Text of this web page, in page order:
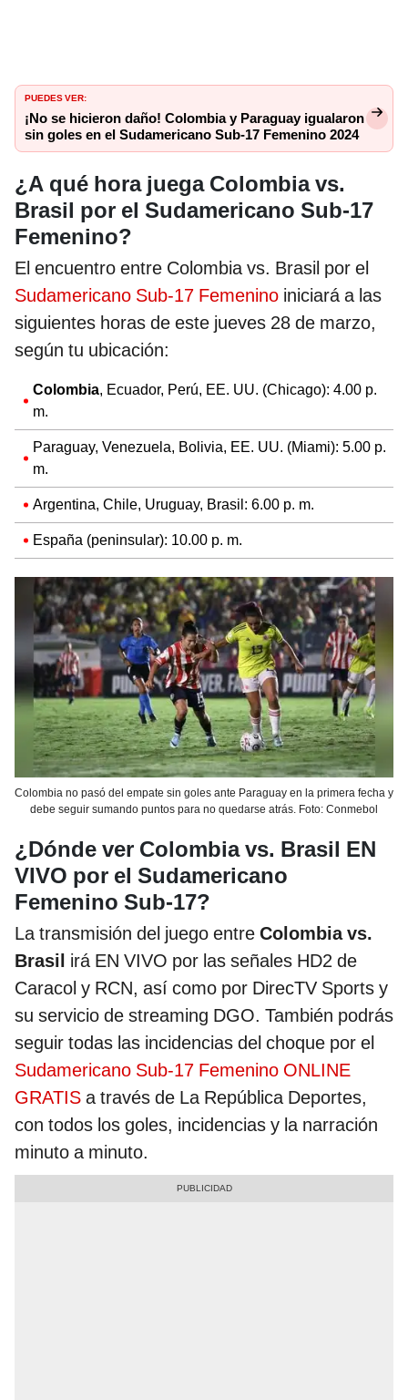
PUEDES VER:
¡No se hicieron daño! Colombia y Paraguay igualaron
sin goles en el Sudamericano Sub-17 Femenino 2024
¿A qué hora juega Colombia vs.
Brasil por el Sudamericano Sub-17
Femenino?
El encuentro entre Colombia vs. Brasil por el
Sudamericano Sub-17 Femenino iniciará a las
siguientes horas de este jueves 28 de marzo,
según tu ubicación:
Colombia, Ecuador, Perú, EE. UU. (Chicago): 4.00 p.
m.
Paraguay, Venezuela, Bolivia, EE. UU. (Miami): 5.00 p.
m.
Argentina, Chile, Uruguay, Brasil: 6.00 p. m.
España (peninsular): 10.00 p. m.
Colombia no pasó del empate sin goles ante Paraguay en la primera fecha y
debe seguir sumando puntos para no quedarse atrás. Foto: Conmebol
¿Dónde ver Colombia vs. Brasil EN
VIVO por el Sudamericano
Femenino Sub-17?
La transmisión del juego entre Colombia vs.
Brasil irá EN VIVO por las señales HD2 de
Caracol y RCN, así como por DirecTV Sports y
su servicio de streaming DGO. También podrás
seguir todas las incidencias del choque por el
Sudamericano Sub-17 Femenino ONLINE
GRATIS a través de La República Deportes,
con todos los goles, incidencias y la narración
minuto a minuto.